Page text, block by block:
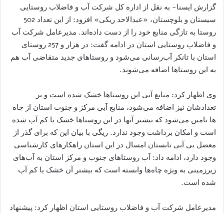
گزارش ایسنا- ‌به نقل از اداره‌ کل شرکت آب و فاضلاب روستایی
سیستان و بلوچستان، «عبدالاحد ریکی» افزود: از این تعداد 502
روستا به تازگی منابع خود را از دست داده‌اند. مدیرعامل شرکت آب
و فاضلاب روستایی استان در ادامه گفت: در هزار و 257 روستای
استان با تانکر آب‌رسانی می‌شود و روستاهای جدید متقاضی آب هم
به این روستاها اضافه می‌شوند.
وی اظهار کرد: منابع آبی این روستاها خشک شده است و بر
تعدادشان نیز اضافه می‌شود، منابع آبی مرکز و جنوب استان از چاه
ها تامین می‌شود که بیشتر آنها در این روستاها خشک یا کم آب شده
است و امکان برداشت وجود ندارد. ریگی با بیان این که برای گذر از
معضل بی آبی تابستان امسال در این استان راهکارهای کارشناسی
وجود دارد، ادامه داد: آب روستاهای جنوب و مرکز استان به آب‌های
زیرزمینی به ویژه چاه‌ها وابسته است که بیشتر آن خشک یا کم آب
شده است.
مدیرعامل شرکت آب و فاضلاب روستایی استان اظهار کرد: پیشنهاد